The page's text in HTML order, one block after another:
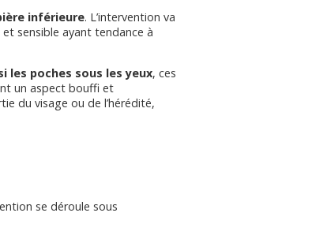
inférieure. L’intervention va
sensible ayant tendance à
les poches sous les yeux, ces
un aspect bouffi et
du visage ou de l’hérédité,
se déroule sous